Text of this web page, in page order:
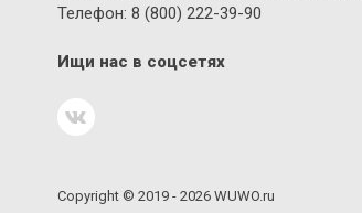
Телефон: 8 (800) 222-39-90
Ищи нас в соцсетях
Copyright © 2019 - 2026 WUWO.ru